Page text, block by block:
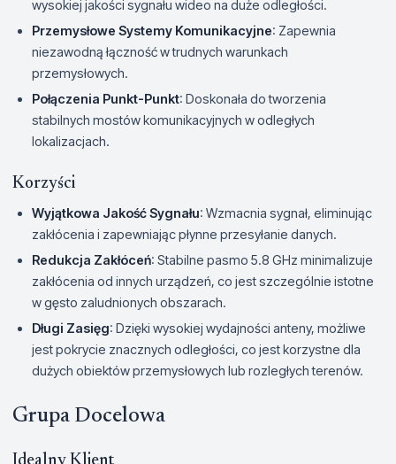
wysokiej jakości sygnału wideo na duże odległości.
Przemysłowe Systemy Komunikacyjne: Zapewnia
niezawodną łączność w trudnych warunkach
przemysłowych.
Połączenia Punkt-Punkt: Doskonała do tworzenia
stabilnych mostów komunikacyjnych w odległych
lokalizacjach.
Korzyści
Wyjątkowa Jakość Sygnału: Wzmacnia sygnał, eliminując
zakłócenia i zapewniając płynne przesyłanie danych.
Redukcja Zakłóceń: Stabilne pasmo 5.8 GHz minimalizuje
zakłócenia od innych urządzeń, co jest szczególnie istotne
w gęsto zaludnionych obszarach.
Długi Zasięg: Dzięki wysokiej wydajności anteny, możliwe
jest pokrycie znacznych odległości, co jest korzystne dla
dużych obiektów przemysłowych lub rozległych terenów.
Grupa Docelowa
Idealny Klient